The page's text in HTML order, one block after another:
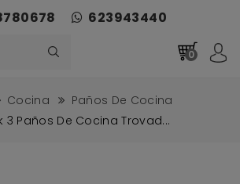
623943440
0
Cocina
Paños De Cocina
3 Paños De Cocina Trovad...